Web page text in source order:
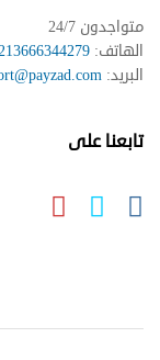
متواجدون 24/7
الهاتف:
البريد:
تابعنا على